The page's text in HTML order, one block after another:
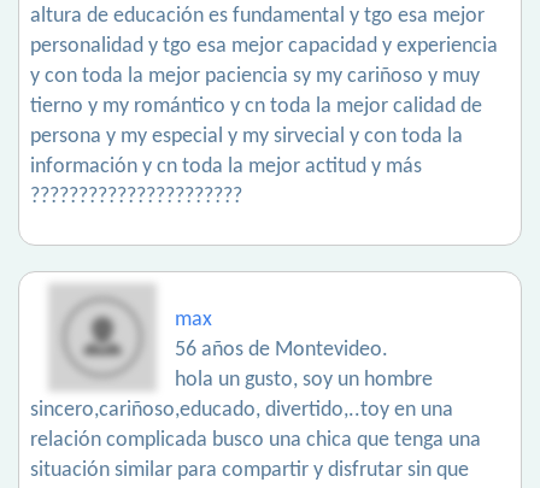
altura de educación es fundamental y tgo esa mejor
personalidad y tgo esa mejor capacidad y experiencia
y con toda la mejor paciencia sy my cariñoso y muy
tierno y my romántico y cn toda la mejor calidad de
persona y my especial y my sirvecial y con toda la
información y cn toda la mejor actitud y más
??????????????????????
max
56 años de Montevideo.
hola un gusto, soy un hombre
sincero,cariñoso,educado, divertido,..toy en una
relación complicada busco una chica que tenga una
situación similar para compartir y disfrutar sin que